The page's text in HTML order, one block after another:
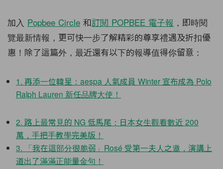
加入 Popbee Circle 和訂閱 POPBEE 電子報 ，即時閱
覽最新情報，更可快一步了解精彩的尊享禮遇及折扣優
惠！除了這篇外，最近還有以下的報導值得你留意：
1. 再添一位韓星：aespa 人氣成員 Winter 宣布成為 Polo
Ralph Lauren 新任品牌大使！
2. 路上最常見的 NG 低馬尾：日本女生觀看數近 200
萬，手把手教學完美版！
3. 「我在這部分很脆弱」Rosé 受第一夫人之邀，演講上
道出了滿滿正能量金句！